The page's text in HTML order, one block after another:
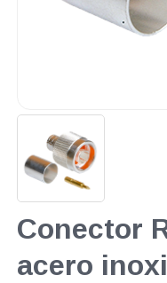
Conector
acero